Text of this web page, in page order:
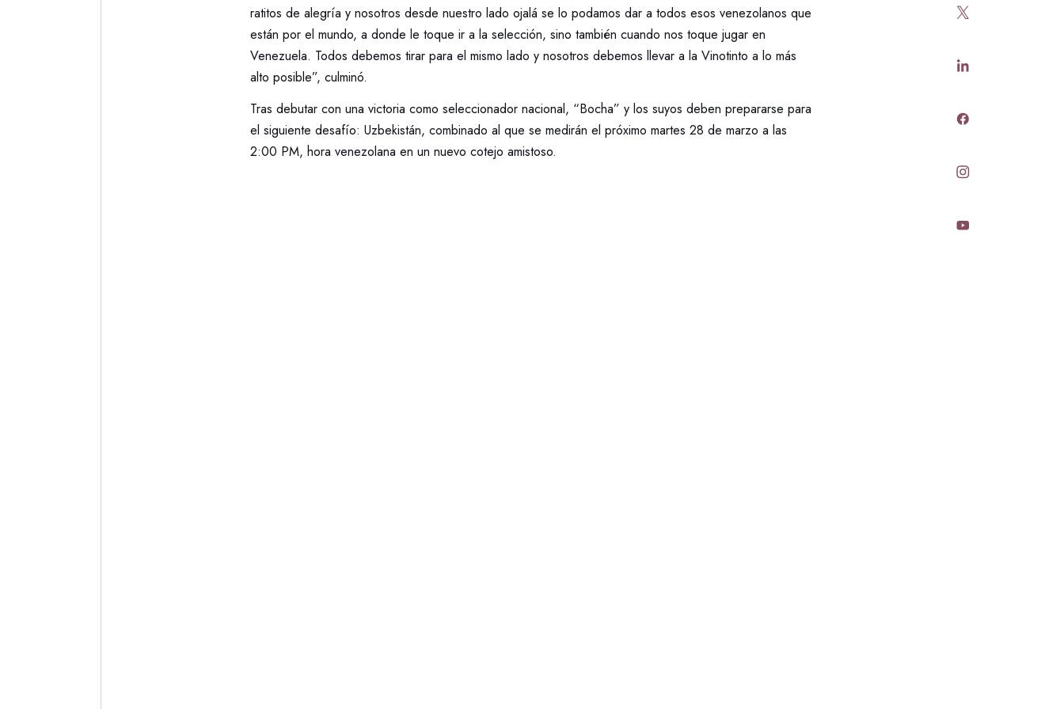
ratitos de alegría y nosotros desde nuestro lado ojalá se lo podamos dar a todos esos venezolanos que
están por el mundo, a donde le toque ir a la selección, sino también cuando nos toque jugar en
Venezuela. Todos debemos tirar para el mismo lado y nosotros debemos llevar a la Vinotinto a lo más
alto posible”, culminó.
Tras debutar con una victoria como seleccionador nacional, “Bocha” y los suyos deben prepararse para
el siguiente desafío: Uzbekistán, combinado al que se medirán el próximo martes 28 de marzo a las
2:00 PM, hora venezolana en un nuevo cotejo amistoso.